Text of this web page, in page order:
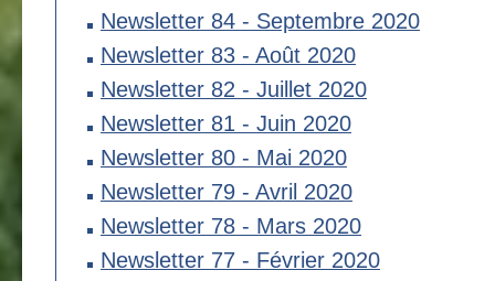
Newsletter 84 - Septembre 2020
Newsletter 83 - Août 2020
Newsletter 82 - Juillet 2020
Newsletter 81 - Juin 2020
Newsletter 80 - Mai 2020
Newsletter 79 - Avril 2020
Newsletter 78 - Mars 2020
Newsletter 77 - Février 2020